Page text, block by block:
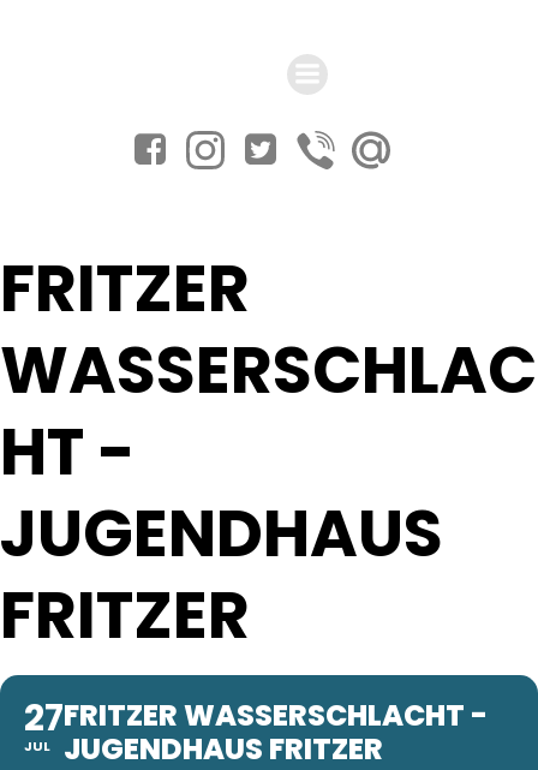
springen
FRITZER
WASSERSCHLAC
HT -
JUGENDHAUS
FRITZER
27
JUL
FRITZER WASSERSCHLACHT -
JUGENDHAUS FRITZER